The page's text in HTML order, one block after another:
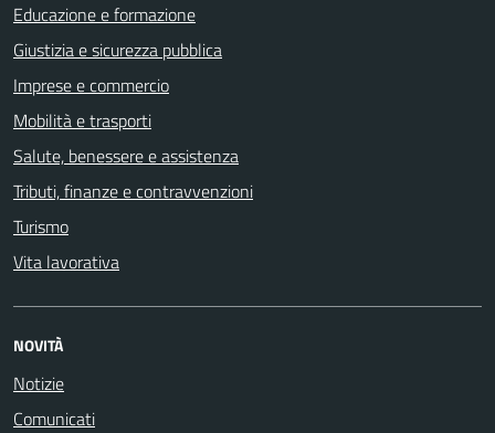
Educazione e formazione
Giustizia e sicurezza pubblica
Imprese e commercio
Mobilità e trasporti
Salute, benessere e assistenza
Tributi, finanze e contravvenzioni
Turismo
Vita lavorativa
NOVITÀ
Notizie
Comunicati